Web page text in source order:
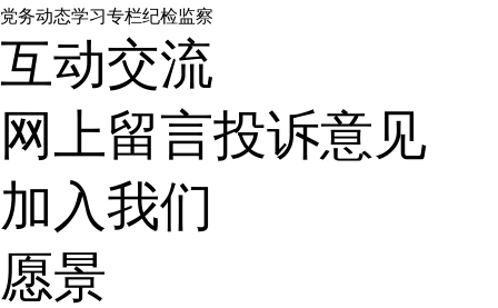
党务动态学习专栏纪检监察
互动交流
网上留言投诉意见
加入我们
愿景